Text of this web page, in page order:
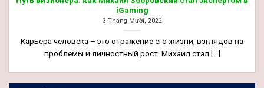
iGaming
3 Tháng Mười, 2022
Карьера человека – это отражение его жизни, взглядов на
проблемы и личностный рост. Михаил стал [...]